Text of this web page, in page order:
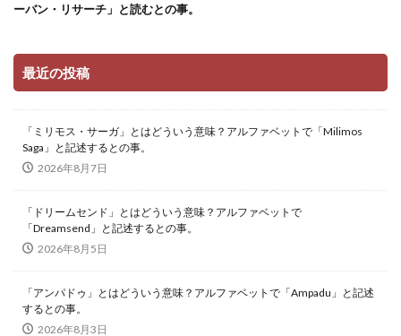
ーバン・リサーチ」と読むとの事。
最近の投稿
「ミリモス・サーガ」とはどういう意味？アルファベットで「Milimos
Saga」と記述するとの事。
2026年8月7日
「ドリームセンド」とはどういう意味？アルファベットで
「Dreamsend」と記述するとの事。
2026年8月5日
「アンパドゥ」とはどういう意味？アルファベットで「Ampadu」と記述
するとの事。
2026年8月3日